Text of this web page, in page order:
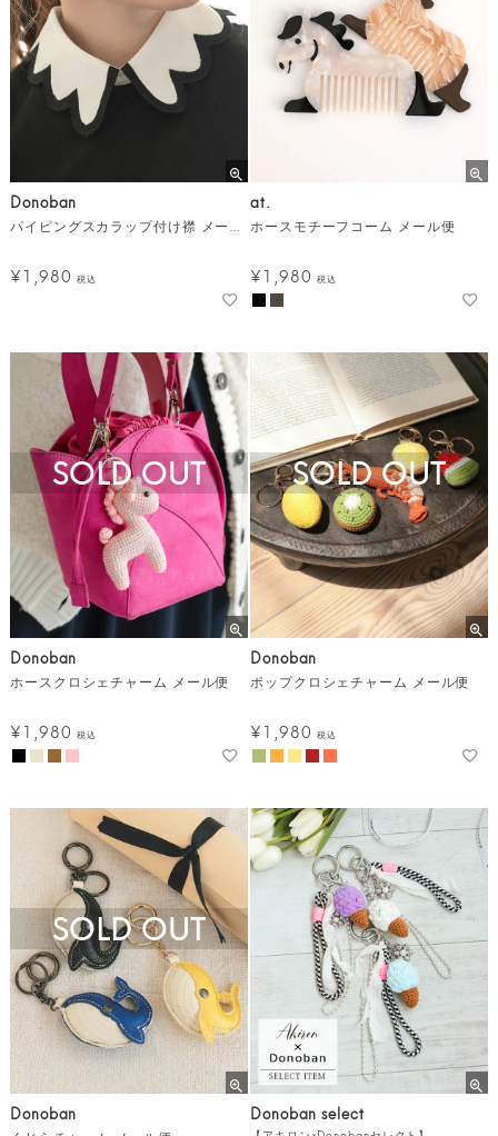
Donoban
パイピングスカラップ付け襟 メール便
¥1,980 税込
at.
ホースモチーフコーム メール便
¥1,980 税込
Donoban
ホースクロシェチャーム メール便
¥1,980 税込
SOLD OUT
Donoban
ポップクロシェチャーム メール便
¥1,980 税込
SOLD OUT
Donoban
SOLD OUT
Donoban select